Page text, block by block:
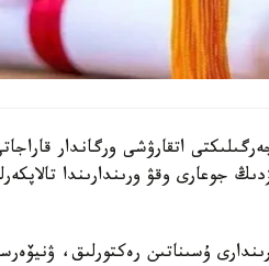
اتقارۋشى ورگاندار
جوعارى وقۋ ورىندارىندا
ورىندارى ۇسىناتىن رەكتورلىق،